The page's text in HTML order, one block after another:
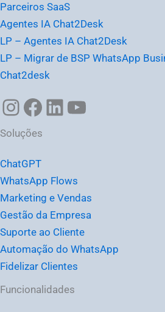
Parceiros SaaS
Agentes IA Chat2Desk
LP – Agentes IA Chat2Desk
LP – Migrar de BSP WhatsApp
Chat2desk
Soluções
ChatGPT
WhatsApp Flows
Marketing e Vendas
Gestão da Empresa
Suporte ao Cliente
Automação do WhatsApp
Fidelizar Clientes
Funcionalidades